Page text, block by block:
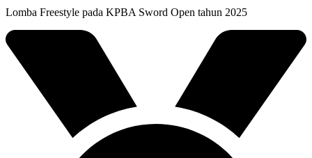
Lomba Freestyle pada KPBA Sword Open tahun 2025